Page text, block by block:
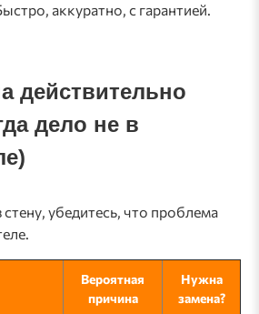
аккуратно, с гарантией.
действительно
дело не в
убедитесь, что проблема
Вероятная
причина
Нужна
замена?